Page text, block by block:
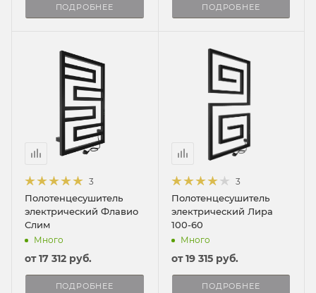
ПОДРОБНЕЕ ПОДРОБНЕЕ
3
Полотенцесушитель
электрический Флавио
Слим
Много
от17 312 руб.
ПОДРОБНЕЕ
3
Полотенцесушитель
электрический Лира
100-60
Много
от19 315 руб.
ПОДРОБНЕЕ